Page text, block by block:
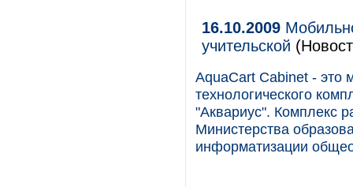
16.10.2009
учительской
AquaCart Cabinet - это
технологического
"Аквариус". Комплекс
Министерства
информатизации